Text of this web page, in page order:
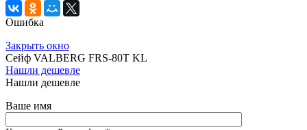
Ошибка
Закрыть окно
Сейф VALBERG FRS-80T KL
Нашли дешевле
Нашли дешевле
Ваше имя